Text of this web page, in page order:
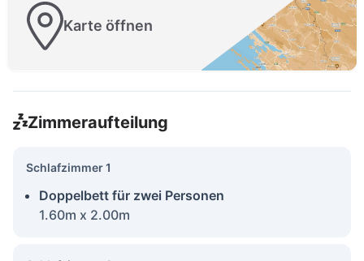
Karte öffnen
Zimmeraufteilung
Schlafzimmer 1
Doppelbett für zwei Personen
1.60m x 2.00m